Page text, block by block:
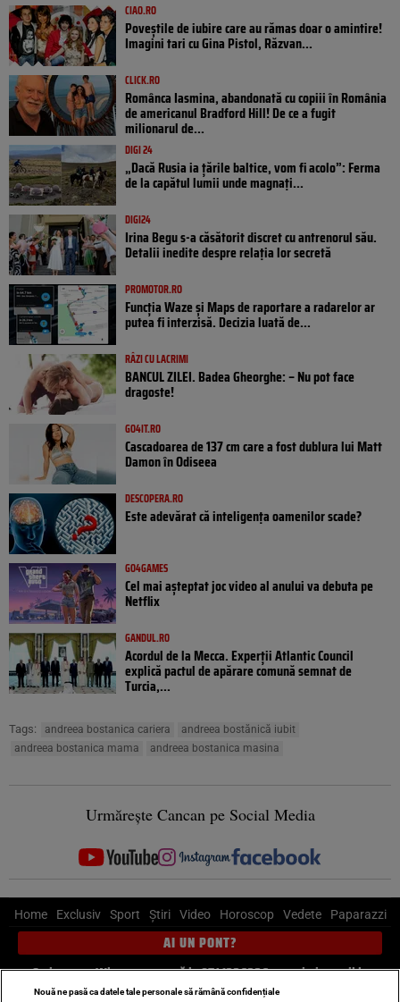
CIAO.RO
Poveştile de iubire care au rămas doar o amintire!
Imagini tari cu Gina Pistol, Răzvan...
CLICK.RO
Românca Iasmina, abandonată cu copiii în România
de americanul Bradford Hill! De ce a fugit
milionarul de...
DIGI 24
„Dacă Rusia ia țările baltice, vom fi acolo”: Ferma
de la capătul lumii unde magnați...
DIGI24
Irina Begu s-a căsătorit discret cu antrenorul său.
Detalii inedite despre relația lor secretă
PROMOTOR.RO
Funcția Waze și Maps de raportare a radarelor ar
putea fi interzisă. Decizia luată de...
RÂZI CU LACRIMI
BANCUL ZILEI. Badea Gheorghe: – Nu pot face
dragoste!
GO4IT.RO
Cascadoarea de 137 cm care a fost dublura lui Matt
Damon în Odiseea
DESCOPERA.RO
Este adevărat că inteligența oamenilor scade?
GO4GAMES
Cel mai așteptat joc video al anului va debuta pe
Netflix
GANDUL.RO
Acordul de la Mecca. Experții Atlantic Council
explică pactul de apărare comună semnat de
Turcia,...
Tags: andreea bostanica cariera
andreea bostănică iubit
andreea bostanica mama
andreea bostanica masina
Urmărește Cancan pe Social Media
Home Exclusiv Sport Știri Video Horoscop Vedete Paparazzi
AI UN PONT?
Scrie-ne pe Whatsapp, sună la 0741226226 sau trimite mail la
pont@cancan.ro
Nouă ne pasă ca datele tale personale să rămână confidențiale